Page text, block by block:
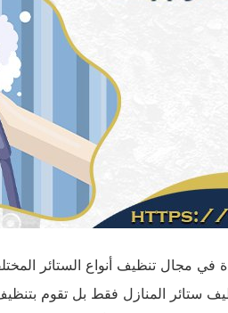
مجال تنظيف أنواع الستائر
المنازل فقط بل تقوم